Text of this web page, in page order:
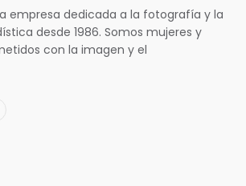
empresa dedicada a la fotografía y la
desde 1986. Somos mujeres y
con la imagen y el